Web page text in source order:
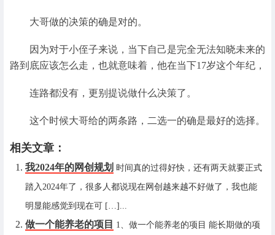
大哥做的决策的确是对的。
因为对于小侄子来说，当下自己是完全无法知晓未来的
路到底应该怎么走，也就意味着，他在当下17岁这个年纪，
连路都没有，更别提说做什么决策了。
这个时候大哥给的两条路，二选一的确是最好的选择。
相关文章：
我2024年的网创规划 时间真的过得好快，还有两天就要正式
踏入2024年了，很多人都说现在网创越来越不好做了，我也能
明显能感觉到现在可 […]...
做一个能养老的项目 1、做一个能养老的项目 能长期做的项